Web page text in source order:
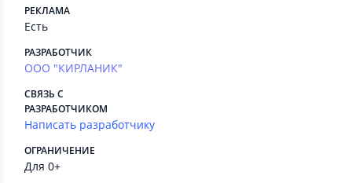
РЕКЛАМА
Есть
РАЗРАБОТЧИК
ООО "КИРЛАНИК"
СВЯЗЬ С
РАЗРАБОТЧИКОМ
Написать разработчику
ОГРАНИЧЕНИЕ
Для 0+